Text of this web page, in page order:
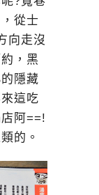
從士
向走沒
，黑
隱藏
這吃
阿==!
的。